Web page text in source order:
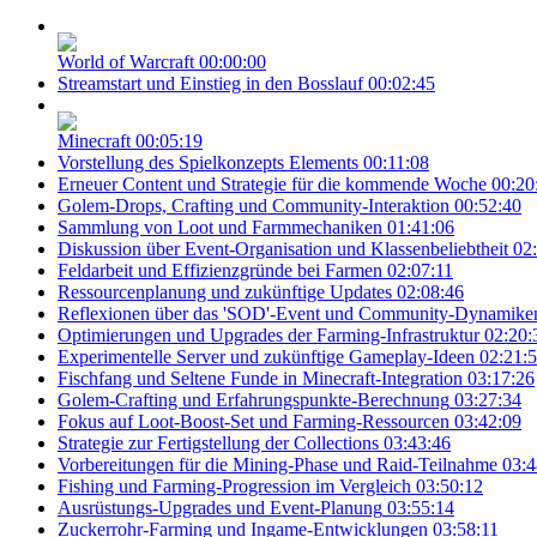
World of Warcraft 00:00:00
Streamstart und Einstieg in den Bosslauf 00:02:45
Minecraft 00:05:19
Vorstellung des Spielkonzepts Elements 00:11:08
Erneuer Content und Strategie für die kommende Woche
Golem-Drops, Crafting und Community-Interaktion 00:52:40
Sammlung von Loot und Farmmechaniken 01:41:06
Diskussion über Event-Organisation und Klassenbeliebtheit
Feldarbeit und Effizienzgründe bei Farmen 02:07:11
Ressourcenplanung und zukünftige Updates 02:08:46
Reflexionen über das 'SOD'-Event und Community-
Optimierungen und Upgrades der Farming-Infrastruktur
Experimentelle Server und zukünftige Gameplay-Ideen
Fischfang und Seltene Funde in Minecraft-Integration 03:17:26
Golem-Crafting und Erfahrungspunkte-Berechnung 03:27:34
Fokus auf Loot-Boost-Set und Farming-Ressourcen 03:42:09
Strategie zur Fertigstellung der Collections 03:43:46
Vorbereitungen für die Mining-Phase und Raid-Teilnahme
Fishing und Farming-Progression im Vergleich 03:50:12
Ausrüstungs-Upgrades und Event-Planung 03:55:14
Zuckerrohr-Farming und Ingame-Entwicklungen 03:58:11